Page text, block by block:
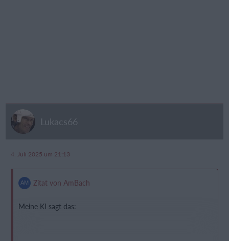
Lukacs66
4. Juli 2025 um 21:13
Zitat von AmBach
Meine KI sagt das: